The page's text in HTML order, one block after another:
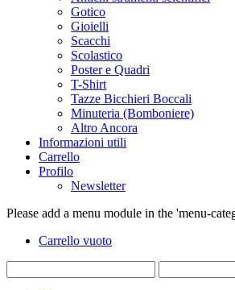
Gotico
Gioielli
Scacchi
Scolastico
Poster e Quadri
T-Shirt
Tazze Bicchieri Boccali
Minuteria (Bomboniere)
Altro Ancora
Informazioni utili
Carrello
Profilo
Newsletter
Please add a menu module in the 'menu-
Carrello vuoto